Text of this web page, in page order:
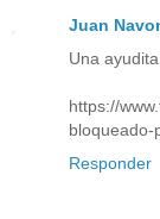
Juan
Una
https://
bloqueado-
Responder